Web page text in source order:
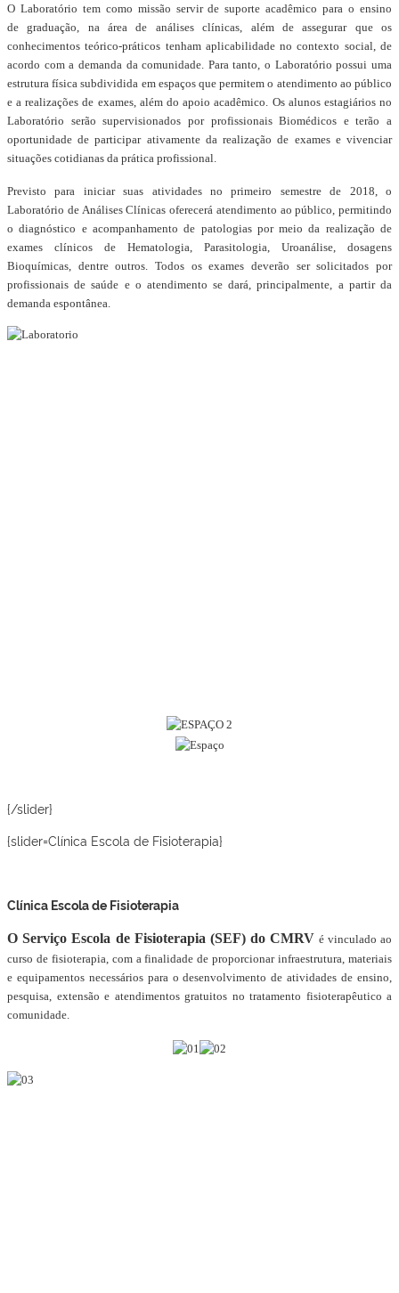
O Laboratório tem como missão servir de suporte acadêmico para o ensino
degraduação, na área de análises clínicas, além de assegurar que os
conhecimentosteórico-práticos tenham aplicabilidade no contexto social, de
acordo com a demanda dacomunidade. Para tanto, o Laboratório possui uma
estrutura física subdividida em espaços que permitem o atendimento ao público
e a realizações de exames, além doapoio acadêmico. Os alunos estagiários no
Laboratório serão supervisionados por profissionais Biomédicos e terão a
oportunidade de participar ativamente da realizaçãode exames e vivenciar
situações cotidianas da prática profissional.
Previsto para iniciar suas atividades no primeiro semestre de 2018, o
Laboratório de Análises Clínicas oferecerá atendimento ao público, permitindo
o diagnóstico e acompanhamento de patologias por meio da realização de
exames clínicos de Hematologia, Parasitologia, Uroanálise, dosagens
Bioquímicas, dentre outros. Todos osexames deverão ser solicitados por
profissionais de saúde e o atendimento se dará,principalmente, a partir da
demanda espontânea.
{/slider}
{slider=Clínica Escola de Fisioterapia}
Clínica Escola de Fisioterapia
O Serviço Escola de Fisioterapia (SEF) do CMRV é vinculado ao
curso de fisioterapia, com a finalidade de proporcionar infraestrutura, materiais
e equipamentos necessários para o desenvolvimento de atividades de ensino,
pesquisa, extensão e atendimentos gratuitos no tratamento fisioterapêutico a
comunidade.